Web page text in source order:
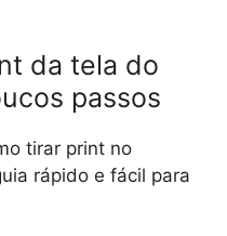
da tela do
passos
tirar print no
rápido e fácil para